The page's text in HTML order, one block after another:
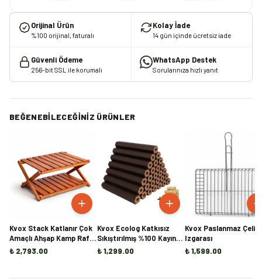
Orijinal Ürün
%100 orijinal, faturalı
Kolay İade
14 gün içinde ücretsiz iade
Güvenli Ödeme
256-bit SSL ile korumalı
WhatsApp Destek
Sorularınıza hızlı yanıt
BEĞENEBILECEĞINIZ ÜRÜNLER
Kvox Stack Katlanır Çok
Amaçlı Ahşap Kamp Rafı -
Handmade
₺ 2,793.00
Kvox Ecolog Katkısız
Sıkıştırılmış %100 Kayın
Briket Şömine ve Kamp
₺ 1,299.00
Kvox Paslanmaz Çelik
Izgarası
₺ 1,599.00